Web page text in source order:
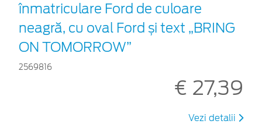
înmatriculare Ford de culoare
neagră, cu oval Ford și text „BRING
ON TOMORROW”
2569816
€ 27,39
Vezi detalii